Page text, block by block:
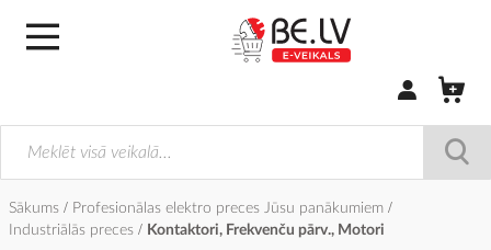
Pierakstīties/
Sākums
Profesionālas elektro preces Jūsu panākumiem
Industriālās preces
Kontaktori, Frekvenču pārv., Motori